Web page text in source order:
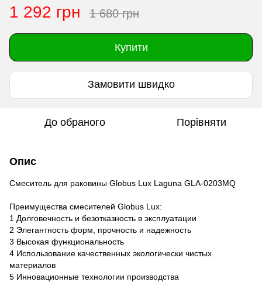
1 292 грн 1 680 грн
Купити
Замовити швидко
До обраного Порівняти
Опис
Cмеситель для раковины Globus Lux Laguna GLA-0203MQ
Преимущества смесителей Globus Lux:
1 Долговечность и безотказность в эксплуатации
2 Элегантность форм, прочность и надежность
3 Высокая функциональность
4 Использование качественных экологически чистых
материалов
5 Инновационные технологии производства